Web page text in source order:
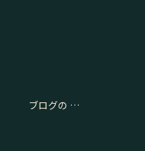
ブログの …